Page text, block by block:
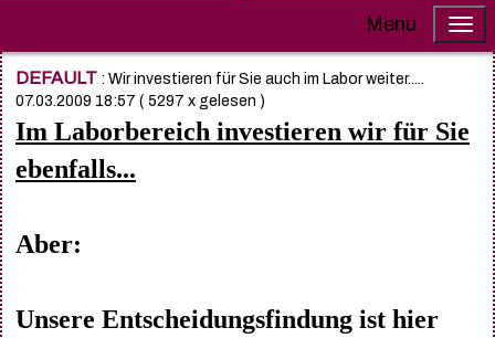
Menu
DEFAULT: Wir investieren für Sie auch im Labor weiter.....
07.03.2009 18:57 ( 5297 x gelesen )
Im Laborbereich investieren wir für Sie
ebenfalls...
Aber:
Unsere Entscheidungsfindung ist hier